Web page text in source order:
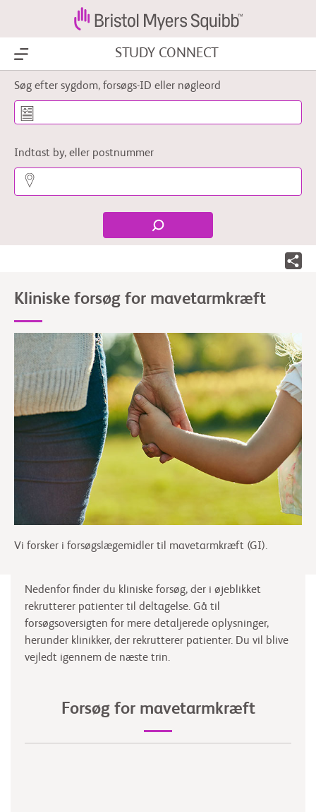
Show Menu STUDY CONNECT
Søg efter sygdom, forsøgs-ID eller nøgleord
Indtast by, eller postnummer
Kliniske forsøg for mavetarmkræft
Vi forsker i forsøgslægemidler til mavetarmkræft (GI).
Nedenfor finder du kliniske forsøg, der i øjeblikket
rekrutterer patienter til deltagelse. Gå til
forsøgsoversigten for mere detaljerede oplysninger,
herunder klinikker, der rekrutterer patienter. Du vil blive
vejledt igennem de næste trin.
Forsøg for mavetarmkræft